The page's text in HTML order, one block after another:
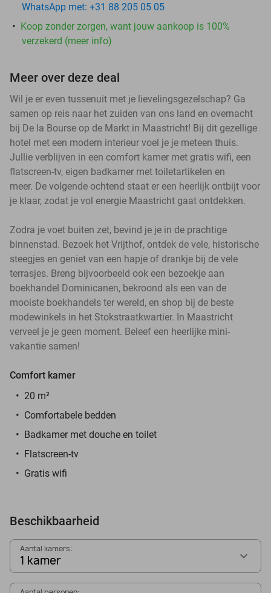
WhatsApp met: +31 88 205 05 05
Koop zonder zorgen, want jouw aankoop is 100%
verzekerd (meer info)
Meer over deze deal
Wil je er even tussenuit met je lievelingsgezelschap? Ga
samen op reis naar het zuiden van ons land en overnacht
bij De la Bourse op de Markt in Maastricht! Bij dit gezellige
hotel met een modern interieur voel je je meteen thuis.
Jullie verblijven in een comfort kamer met gratis wifi, een
flatscreen-tv, eigen badkamer met toiletartikelen en
meer. De volgende ochtend staat er een heerlijk ontbijt voor
je klaar, zodat je vol energie Maastricht gaat ontdekken.
Zodra je voet buiten zet, bevind je je in de prachtige
binnenstad. Bezoek het Vrijthof, ontdek de vele, historische
steegjes en geniet van een hapje of drankje bij de vele
terrasjes. Breng bijvoorbeeld ook een bezoekje aan
boekhandel Dominicanen, bekroond als een van de
mooiste boekhandels ter wereld, en shop bij de beste
modewinkels in het Stokstraatkwartier. In Maastricht
verveel je je geen moment. Beleef een heerlijke mini-
vakantie samen!
Comfort kamer
20 m²
Comfortabele bedden
Badkamer met douche en toilet
Flatscreen-tv
Gratis wifi
Beschikbaarheid
Aantal kamers:
1 kamer